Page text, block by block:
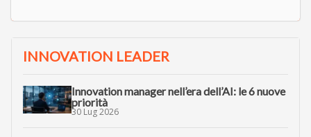
INNOVATION LEADER
Innovation manager nell’era dell’AI: le 6 nuove
priorità
30 Lug 2026